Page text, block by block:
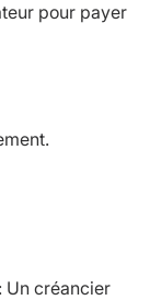
pour payer
Un créancier